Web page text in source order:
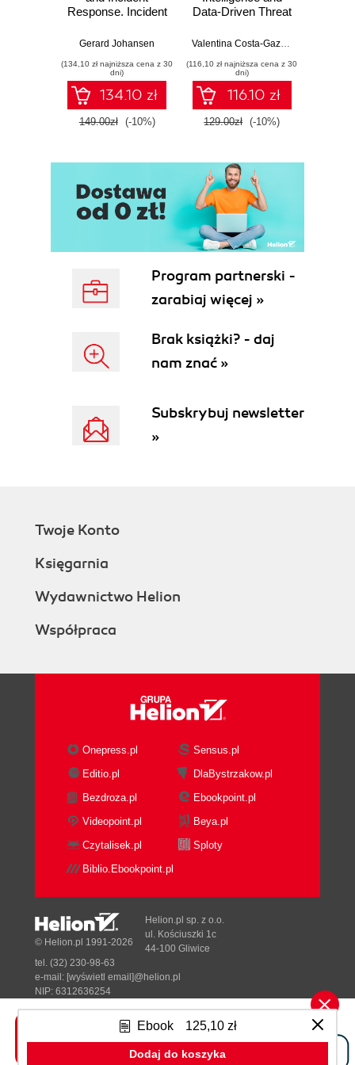
Response. Incident
and techniques for
threat response -
Fourth Edition
Gerard Johansen
(134,10 zł najniższa cena z 30
dni)
134.10 zł
149.00zł (-10%)
Data-Driven Threat
your cybersecurity
detection, and
defend with
ATT&CK™ & open
tools - Second
Edition
Valentina Costa-Gazcón
(116,10 zł najniższa cena z 30
dni)
116.10 zł
129.00zł (-10%)
Ebook 125,10 zł
Dodaj do koszyka
Program partnerski -
zarabiaj więcej »
Brak książki? - daj
nam znać »
Subskrybuj newsletter
»
Twoje Konto
Księgarnia
Wydawnictwo Helion
Współpraca
Onepress.pl
Sensus.pl
Editio.pl
DlaBystrzakow.pl
Bezdroza.pl
Ebookpoint.pl
Videopoint.pl
Beya.pl
Czytalisek.pl
Sploty
Biblio.Ebookpoint.pl
Tonik.pl
© Helion.pl 1991-2026
Helion.pl sp. z o.o.
ul. Kościuszki 1c
44-100 Gliwice
tel. (32) 230-98-63
e-mail: [wyświetl email]@helion.pl
NIP: 6312636254